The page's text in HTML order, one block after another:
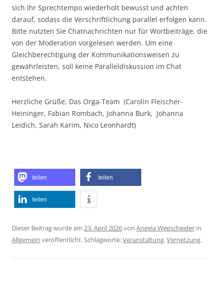
sich Ihr Sprechtempo wiederholt bewusst und achten
darauf, sodass die Verschriftlichung parallel erfolgen kann.
Bitte nutzten Sie Chatnachrichten nur für Wortbeiträge, die
von der Moderation vorgelesen werden. Um eine
Gleichberechtigung der Kommunikationsweisen zu
gewährleisten, soll keine Paralleldiskussion im Chat
entstehen.
Herzliche Grüße, Das Orga-Team (Carolin Fleischer-
Heininger, Fabian Rombach, Johanna Burk, Johanna
Leidich, Sarah Karim, Nico Leonhardt)
teilen teilen
teilen
Dieser Beitrag wurde am 23. April 2026von Angela Wegscheider in
Allgemein veröffentlicht. Schlagworte:Veranstaltung,Vernetzung.